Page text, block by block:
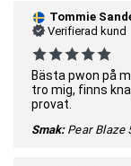
Tommie
Verifierad kund
Bästa pwon på
tro mig, finns
provat.
Smak: Pear Blaze